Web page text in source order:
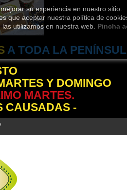
su experiencia en nuestro sitio.
que aceptar nuestra política de
utilizamos en nuestra web. Pincha
A TODA LA
Y DOMINGO
MARTES.
CAUSADAS -